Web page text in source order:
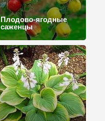
Плодово-ягодные
саженцы